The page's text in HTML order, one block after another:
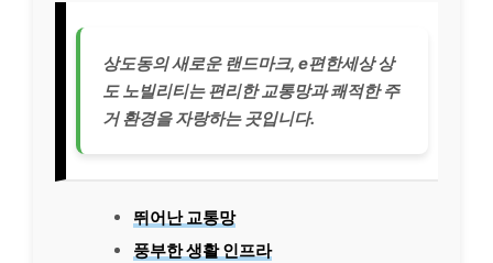
상도동의 새로운 랜드마크, e편한세상 상
도 노빌리티는 편리한 교통망과 쾌적한 주
거 환경을 자랑하는 곳입니다.
뛰어난 교통망
풍부한 생활 인프라